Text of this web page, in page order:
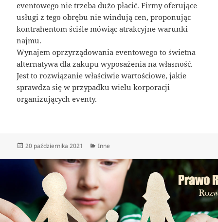
eventowego nie trzeba dużo płacić. Firmy oferujące
usługi z tego obrębu nie windują cen, proponując
kontrahentom ściśle mówiąc atrakcyjne warunki
najmu.
Wynajem oprzyrządowania eventowego to świetna
alternatywa dla zakupu wyposażenia na własność.
Jest to rozwiązanie właściwie wartościowe, jakie
sprawdza się w przypadku wielu korporacji
organizujących eventy.
Data
20 października 2021 Kategorie
Inne